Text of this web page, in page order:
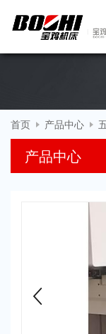
首页 产品中心
产品中心